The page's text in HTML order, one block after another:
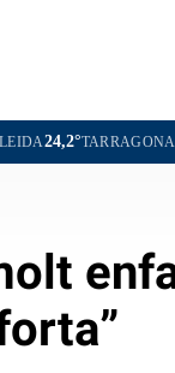
25,2°TORTOSA